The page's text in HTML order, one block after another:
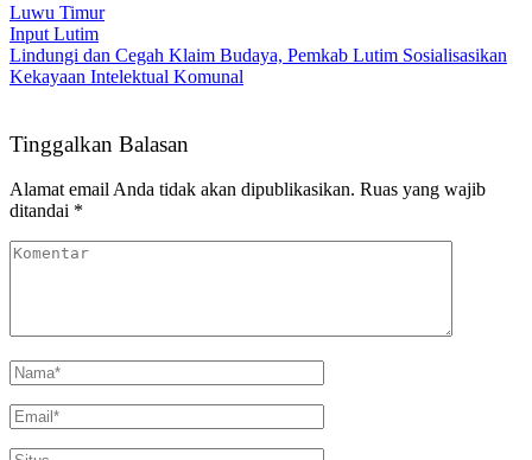
Luwu Timur
Input Lutim
Lindungi dan Cegah Klaim Budaya, Pemkab Lutim Sosialisasikan
Kekayaan Intelektual Komunal
Tinggalkan Balasan
Alamat email Anda tidak akan dipublikasikan. Ruas yang wajib
ditandai *